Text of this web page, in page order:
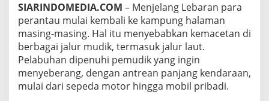
N
Y
E
B
A
B
K
A
SIARINDOMEDIA.COM – Menjelang Lebaran para
perantau mulai kembali ke kampung halaman
masing-masing. Hal itu menyebabkan kemacetan di
berbagai jalur mudik, termasuk jalur laut.
Pelabuhan dipenuhi pemudik yang ingin
menyeberang, dengan antrean panjang kendaraan,
mulai dari sepeda motor hingga mobil pribadi.